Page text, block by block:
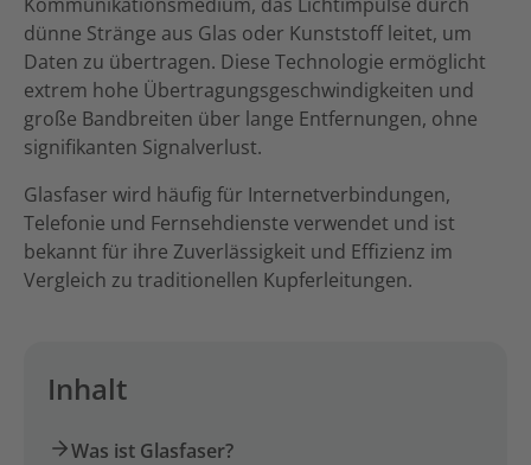
dünne Stränge aus Glas oder Kunststoff leitet, um
Daten zu übertragen. Diese Technologie ermöglicht
extrem hohe Übertragungsgeschwindigkeiten und
große Bandbreiten über lange Entfernungen, ohne
signifikanten Signalverlust.
Glasfaser wird häufig für Internetverbindungen,
Telefonie und Fernsehdienste verwendet und ist
bekannt für ihre Zuverlässigkeit und Effizienz im
Vergleich zu traditionellen Kupferleitungen.
Inhalt
Was ist Glasfaser?